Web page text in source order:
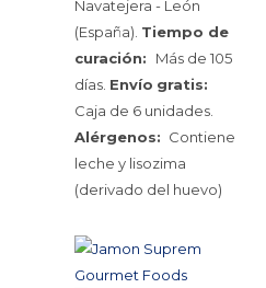
Navatejera - León
(España). Tiempo de
curación: Más de 105
días. Envío gratis:
Caja de 6 unidades.
Alérgenos: Contiene
leche y lisozima
(derivado del huevo)